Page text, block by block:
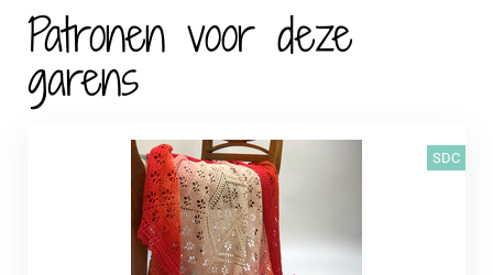
Patronen voor deze
garens
SDC